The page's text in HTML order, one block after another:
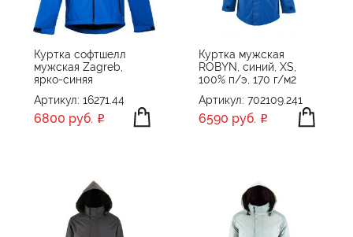
Куртка софтшелл
мужская Zagreb,
ярко-синяя
Артикул: 16271.44
6800 руб.
Куртка мужская
ROBYN, синий, XS,
100% п/э, 170 г/м2
Артикул: 702109.241
6590 руб.